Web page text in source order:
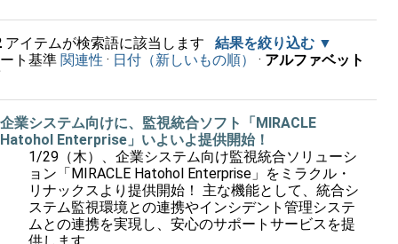
アイテムが検索語に該当します
結果を絞り込む
ト基準 関連性 · 日付（新しいもの順） · アルファベット
企業システム向けに、監視統合ソフト「MIRACLE
Hatohol Enterprise」いよいよ提供開始！
1/29（木）、企業システム向け監視統合ソリューシ
ョン「MIRACLE Hatohol Enterprise」をミラクル・
リナックスより提供開始！ 主な機能として、統合シ
ステム監視環境との連携やインシデント管理システ
ムとの連携を実現し、安心のサポートサービスを提